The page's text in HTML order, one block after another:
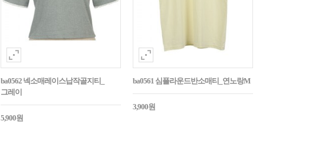
ba0562 넥소매레이스납작골지티_
그레이
5,900원
ba0561 심플라운드반소매티_연노랑M
3,900원